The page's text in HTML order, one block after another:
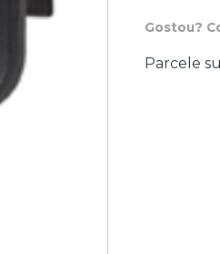
Gostou?
Parcele